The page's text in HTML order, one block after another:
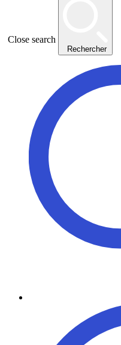
Close search
Rechercher